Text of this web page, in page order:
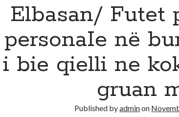
Elbasan/ Futet
personaIe në
i bie qielli ne
gruan
Published byadminon